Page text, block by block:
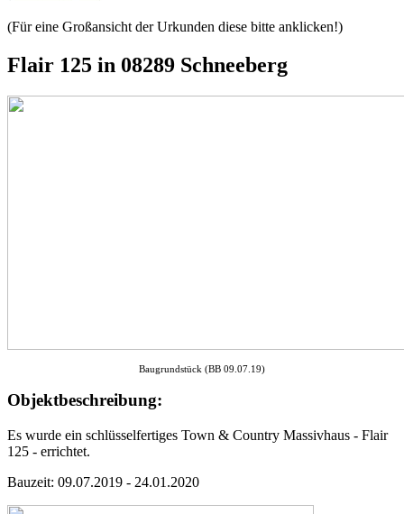
(Für eine Großansicht der Urkunden diese bitte anklicken!)
Flair 125 in 08289 Schneeberg
Baugrundstück (BB 09.07.19)
Objektbeschreibung:
Es wurde ein schlüsselfertiges Town & Country Massivhaus - Flair
125 - errichtet.
Bauzeit: 09.07.2019 - 24.01.2020